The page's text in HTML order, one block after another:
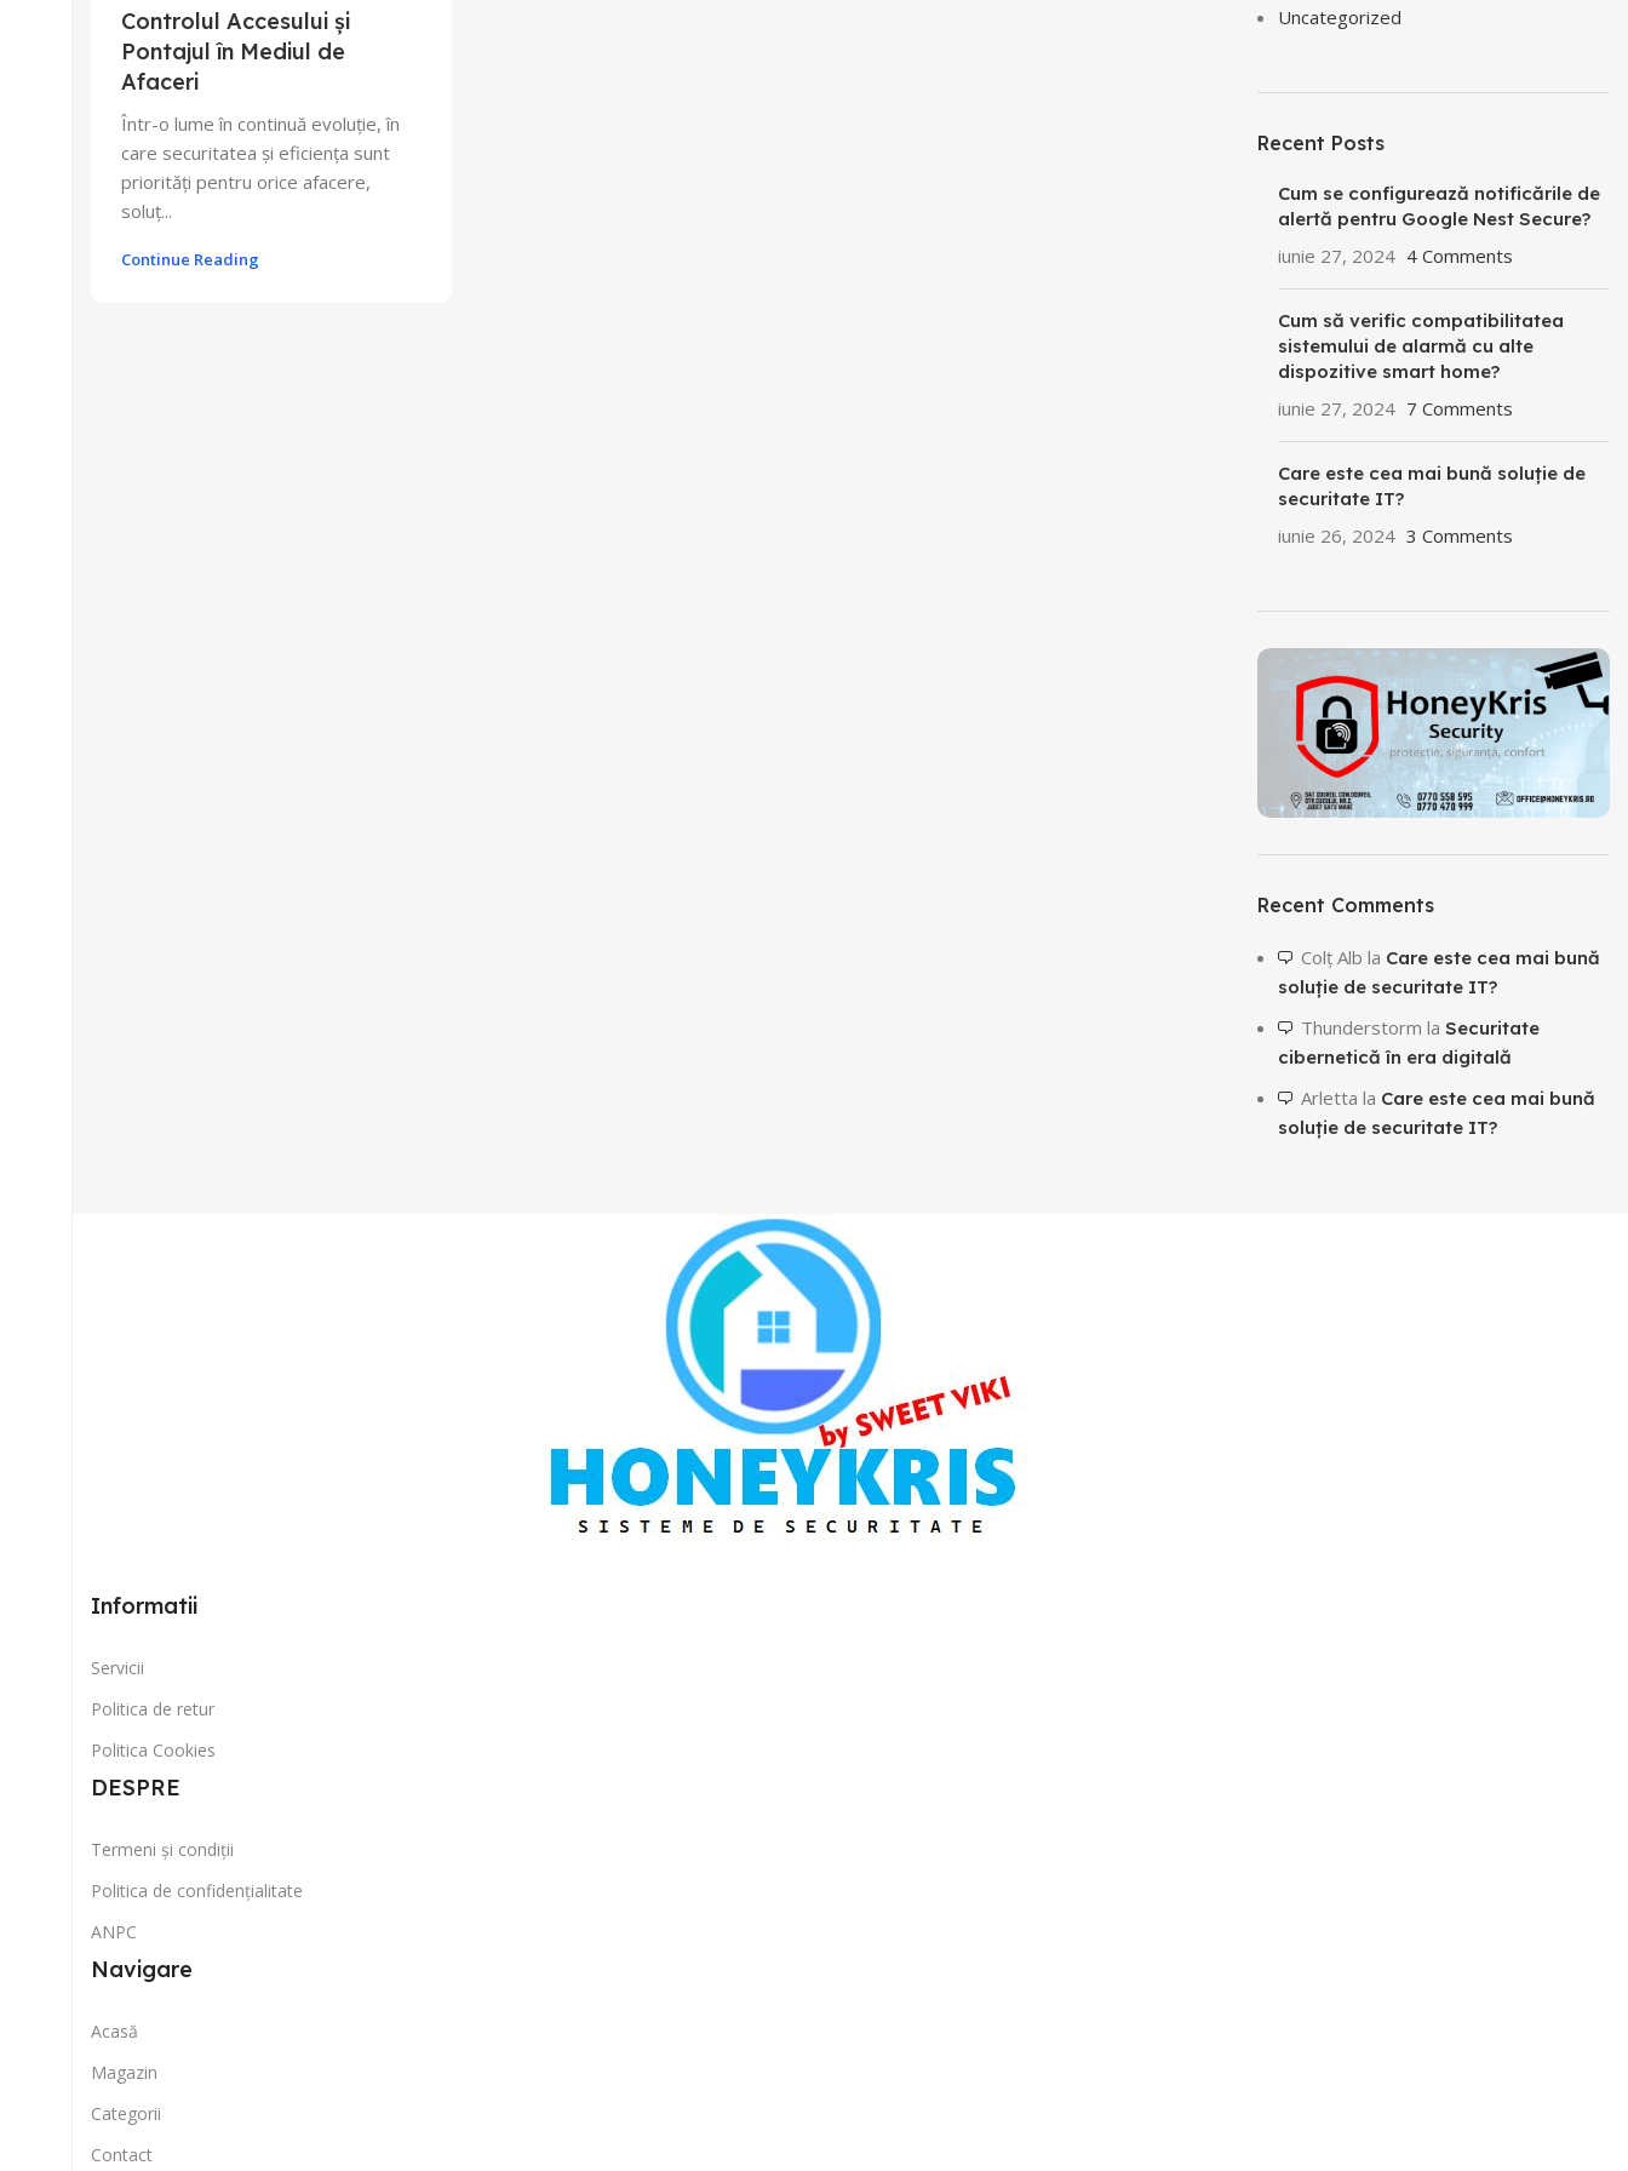
Controlul Accesului și
Pontajul în Mediul de
Afaceri
Într-o lume în continuă evoluție, în
care securitatea și eficiența sunt
priorități pentru orice afacere,
soluț...
Continue Reading
Uncategorized
Recent Posts
Cum se configurează notificările de
alertă pentru Google Nest Secure?
iunie 27, 2024 4 Comments
Cum să verific compatibilitatea
sistemului de alarmă cu alte
dispozitive smart home?
iunie 27, 2024 7 Comments
Care este cea mai bună soluție de
securitate IT?
iunie 26, 2024 3 Comments
Recent Comments
Colţ Alb la Care este cea mai bună
soluție de securitate IT?
Thunderstorm la Securitate
cibernetică în era digitală
Arletta la Care este cea mai bună
soluție de securitate IT?
Informatii
Servicii
Politica de retur
Politica Cookies
DESPRE
Termeni și condiții
Politica de confidențialitate
ANPC
Navigare
Acasă
Magazin
Categorii
Contact